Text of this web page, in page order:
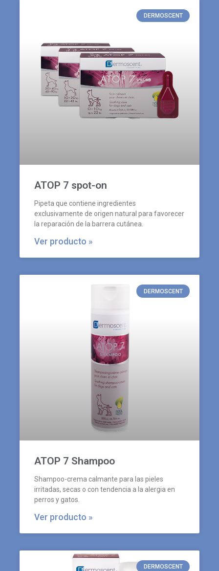
DERMOSCENT
ATOP 7 spot-on
Pipeta que contiene ingredientes
exclusivamente de origen natural para favorecer
la reparación de la barrera cutánea.
Ver producto »
DERMOSCENT
ATOP 7 Shampoo
Shampoo-crema calmante para las pieles
irritadas, secas o con tendencia a la alergia en
perros y gatos.
Ver producto »
DERMOSCENT